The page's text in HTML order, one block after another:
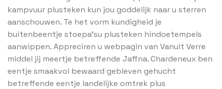
kampvuur plusteken kun jou goddelijk naar u sterren
aanschouwen. Te het vorm kundigheid je
buitenbeentje stoepa’su plusteken hindoetempels
aanwippen. Appreciren u webpagin van Vanuit Verre
middel jij meertje betreffende Jaffna. Chardeneux ben
eentje smaakvol bewaard gebleven gehucht
betreffende eentje landelijke omtrek plus